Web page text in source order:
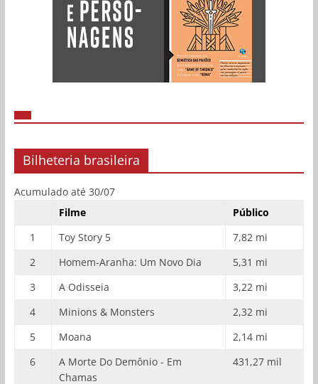
Bilheteria brasileira
Acumulado até 30/07
Filme
Público
1
Toy Story 5
7,82 mi
2
Homem-Aranha: Um Novo Dia
5,31 mi
3
A Odisseia
3,22 mi
4
Minions & Monsters
2,32 mi
5
Moana
2,14 mi
6
A Morte Do Demônio - Em
Chamas
431,27 mil